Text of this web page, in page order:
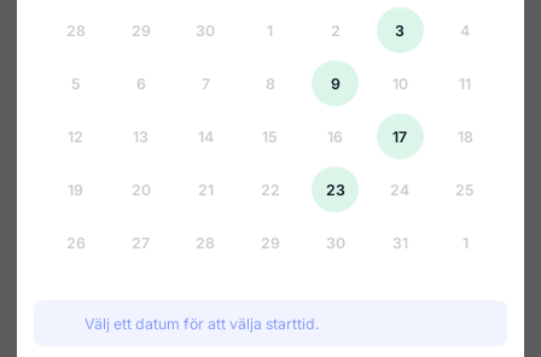
28 29 30 1 2 3 4
5 6 7 8 9 10 11
12 13 14 15 16 17 18
19 20 21 22 23 24 25
26 27 28 29 30 31 1
Välj ett datum för att välja starttid.